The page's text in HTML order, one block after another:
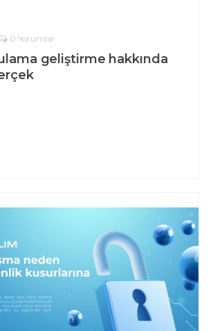
0 Yorumlar
geliştirme hakkında